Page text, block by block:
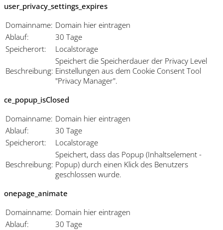
user_privacy_settings_expires
Domainname: Domain hier eintragen
Ablauf:
30 Tage
Speicherort:
Localstorage
Beschreibung:
Speichert die Speicherdauer der Privacy Level
Einstellungen aus dem Cookie Consent Tool
"Privacy Manager".
ce_popup_isClosed
Domainname: Domain hier eintragen
Ablauf:
30 Tage
Speicherort:
Localstorage
Beschreibung:
Speichert, dass das Popup (Inhaltselement -
Popup) durch einen Klick des Benutzers
geschlossen wurde.
onepage_animate
Domainname: Domain hier eintragen
Ablauf:
30 Tage